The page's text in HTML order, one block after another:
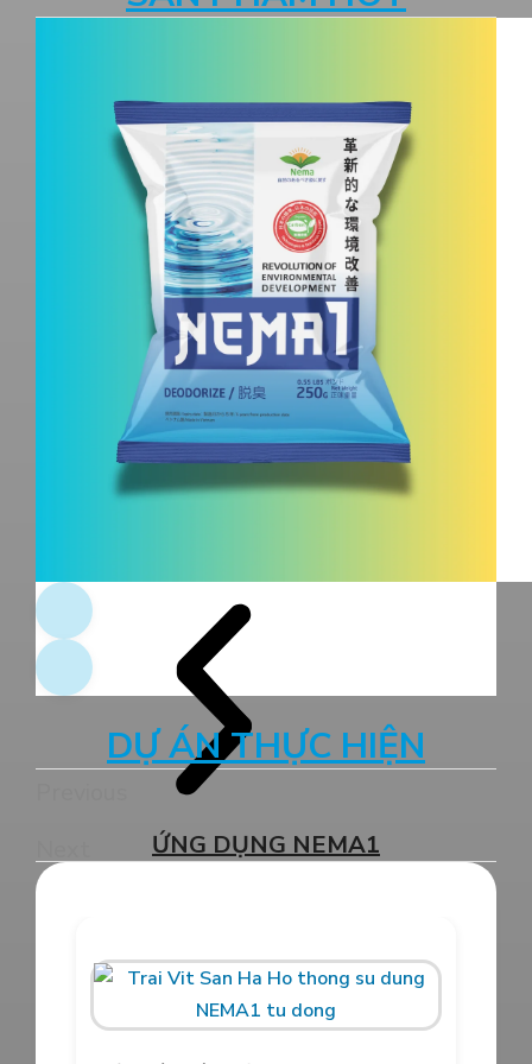
DỰ ÁN THỰC HIỆN
ỨNG DỤNG NEMA1
Giải Pháp Organic Carbon Cho Khu Xử
Lý Nước Thải _Nhà Máy Chế Biến Sữa,
Trường Thọ – Thủ Đức – TP. Hồ Chí
Minh
Xử lý môi trường hiệu quả cho trại gà
8.000 con tại Long An – Giải pháp thực
tiễn từ JVSF
QUY TRÌNH NÂNG VÀ GIỮ pH ỔN
ĐỊNH CHO ĐẤT TRỒNG SẦU
RIÊNG
HOA NẮNG FARM THÀNH CÔNG
TĂNG HƠN 20% NĂNG SUẤT LÚA
ST25 VỚI ORGANIC CARBON